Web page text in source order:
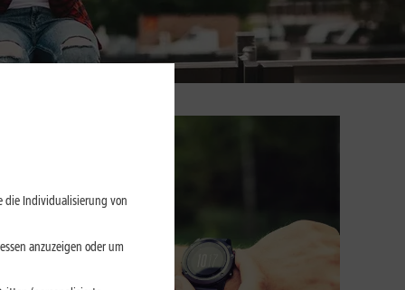
die Individualisierung von
anzuzeigen oder um